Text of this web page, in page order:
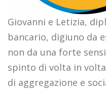
Giovanni e Letizia,
bancario, digiuno da
non da una forte
spinto di volta in
di aggregazione e